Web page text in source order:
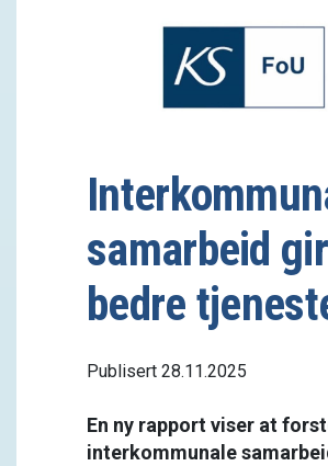
samarbeid gir
bedre
Publisert 28.11.2025
En ny rapport viser at
interkommunale